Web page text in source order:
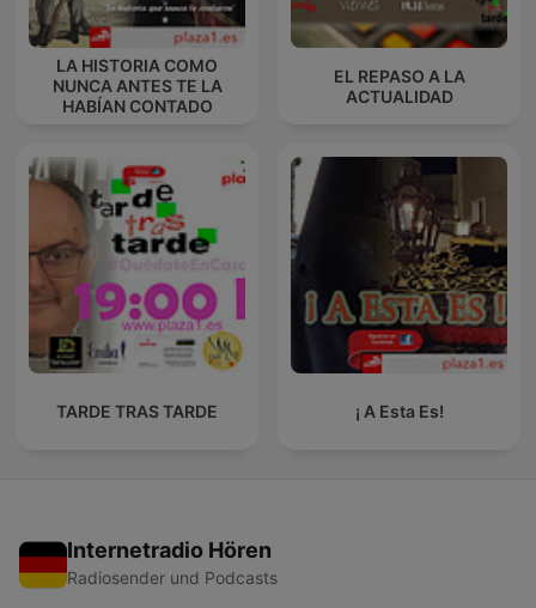
LA HISTORIA COMO
NUNCA ANTES TE LA
HABÍAN CONTADO
EL REPASO A LA
ACTUALIDAD
TARDE TRAS TARDE ¡ A Esta Es!
Internetradio Hören
Radiosender und Podcasts